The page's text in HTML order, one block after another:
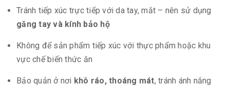
Tránh tiếp xúc trực tiếp với da tay, mắt – nên sử dụng
găng tay và kính bảo hộ
Không để sản phẩm tiếp xúc với thực phẩm hoặc khu
vực chế biến thức ăn
Bảo quản ở nơi khô ráo, thoáng mát, tránh ánh nắng